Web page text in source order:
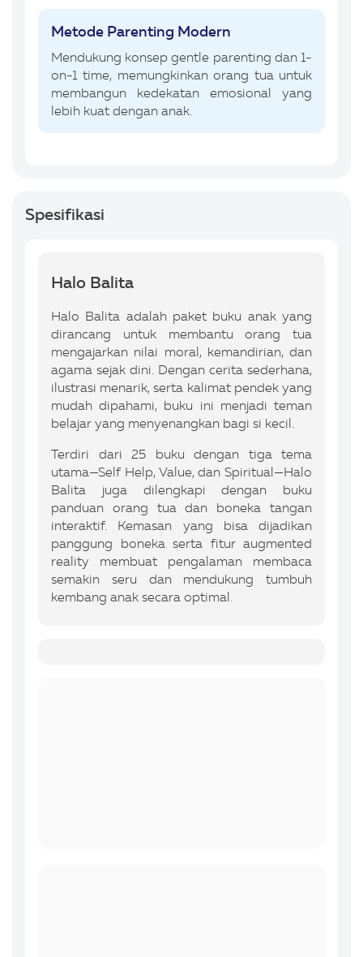
Metode Parenting Modern
Mendukung konsep gentle parenting dan 1-
on-1 time, memungkinkan orang tua untuk
membangun kedekatan emosional yang
lebih kuat dengan anak.
Spesifikasi
Halo Balita
Halo Balita adalah paket buku anak yang
dirancang untuk membantu orang tua
mengajarkan nilai moral, kemandirian, dan
agama sejak dini. Dengan cerita sederhana,
ilustrasi menarik, serta kalimat pendek yang
mudah dipahami, buku ini menjadi teman
belajar yang menyenangkan bagi si kecil.
Terdiri dari 25 buku dengan tiga tema
utama—Self Help, Value, dan Spiritual—Halo
Balita juga dilengkapi dengan buku
panduan orang tua dan boneka tangan
interaktif. Kemasan yang bisa dijadikan
panggung boneka serta fitur augmented
reality membuat pengalaman membaca
semakin seru dan mendukung tumbuh
kembang anak secara optimal.